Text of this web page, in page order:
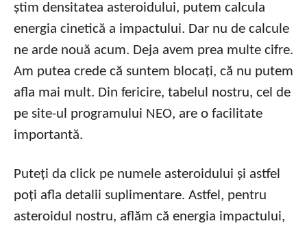
știm densitatea asteroidului, putem calcula
energia cinetică a impactului. Dar nu de calcule
ne arde nouă acum. Deja avem prea multe cifre.
Am putea crede că suntem blocați, că nu putem
afla mai mult. Din fericire, tabelul nostru, cel de
pe site-ul programului NEO, are o facilitate
importantă.
Puteți da click pe numele asteroidului și astfel
poți afla detalii suplimentare. Astfel, pentru
asteroidul nostru, aflăm că energia impactului,